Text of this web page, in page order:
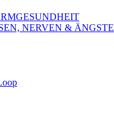
NERVEN & ÄNGSTE